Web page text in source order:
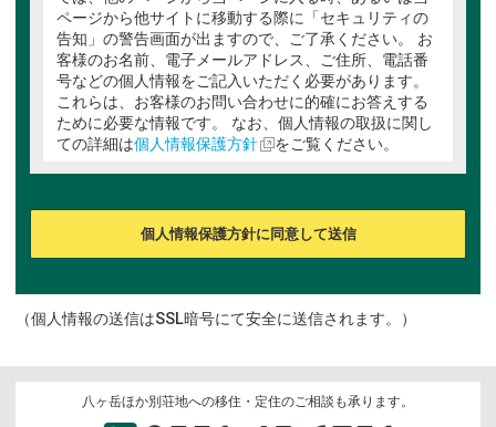
ページから他サイトに移動する際に「セキュリティの
告知」の警告画面が出ますので、ご了承ください。 お
客様のお名前、電子メールアドレス、ご住所、電話番
号などの個人情報をご記入いただく必要があります。
これらは、お客様のお問い合わせに的確にお答えする
ために必要な情報です。 なお、個人情報の取扱に関し
ての詳細は個人情報保護方針 をご覧ください。
個人情報保護方針に同意して送信
（個人情報の送信はSSL暗号にて安全に送信されます。）
八ヶ岳ほか別荘地への移住・定住のご相談も承ります。